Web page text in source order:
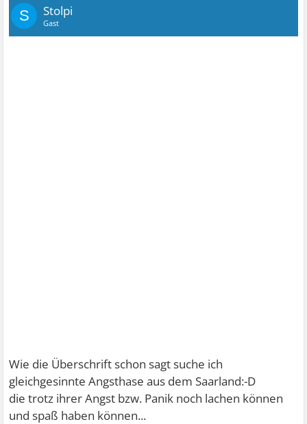
S Stolpi
Gast
Wie die Überschrift schon sagt suche ich
gleichgesinnte Angsthase aus dem Saarland:-D
die trotz ihrer Angst bzw. Panik noch lachen können
und spaß haben können...